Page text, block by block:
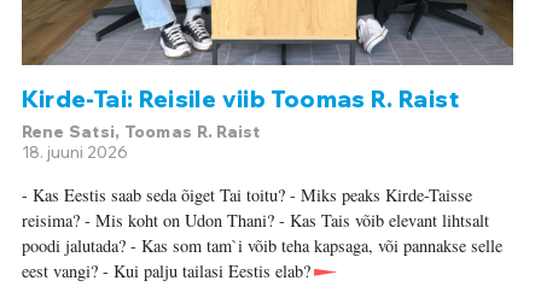
Kirde-Tai: Reisile viib Toomas R. Raist
Rene Satsi, Toomas R. Raist
18. juuni 2026
- Kas Eestis saab seda õiget Tai toitu? - Miks peaks Kirde-Taisse
reisima? - Mis koht on Udon Thani? - Kas Tais võib elevant lihtsalt
poodi jalutada? - Kas som tam`i võib teha kapsaga, või pannakse selle
eest vangi? - Kui palju tailasi Eestis elab?